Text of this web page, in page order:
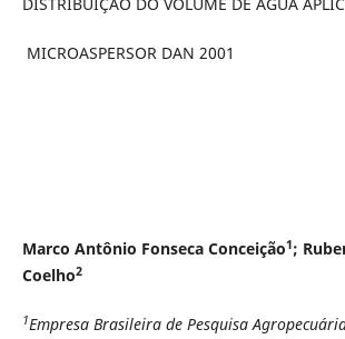
MICROASPERSOR DAN 2001
Marco Antônio Fonseca Conceição1;
Coelho2
1Empresa Brasileira de Pesquisa